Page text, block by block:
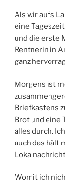
Als wir aufs
eine
und die erste
Rentnerin in
ganz
Morgens ist
Briefkastens
Brot und eine
alles durch.
auch das hält
Womit ich